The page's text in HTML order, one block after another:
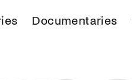
Documentaries